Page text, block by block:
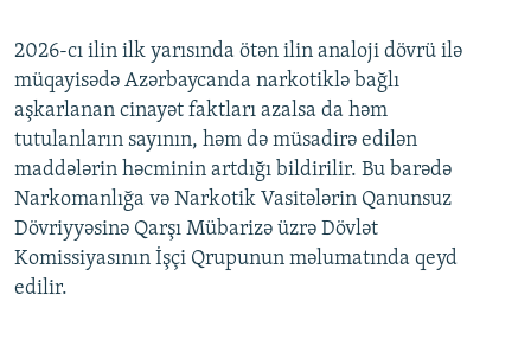
2026-cı ilin ilk yarısında ötən ilin analoji dövrü ilə
müqayisədə Azərbaycanda narkotiklə bağlı
aşkarlanan cinayət faktları azalsa da həm
tutulanların sayının, həm də müsadirə edilən
maddələrin həcminin artdığı bildirilir. Bu barədə
Narkomanlığa və Narkotik Vasitələrin Qanunsuz
Dövriyyəsinə Qarşı Mübarizə üzrə Dövlət
Komissiyasının İşçi Qrupunun məlumatında qeyd
edilir.